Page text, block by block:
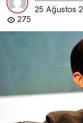
25 Ağustos
275